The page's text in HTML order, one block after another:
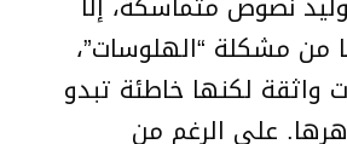
من مشكلة “الهلوسات”،
واثقة لكنها خاطئة تبدو
على الرغم من